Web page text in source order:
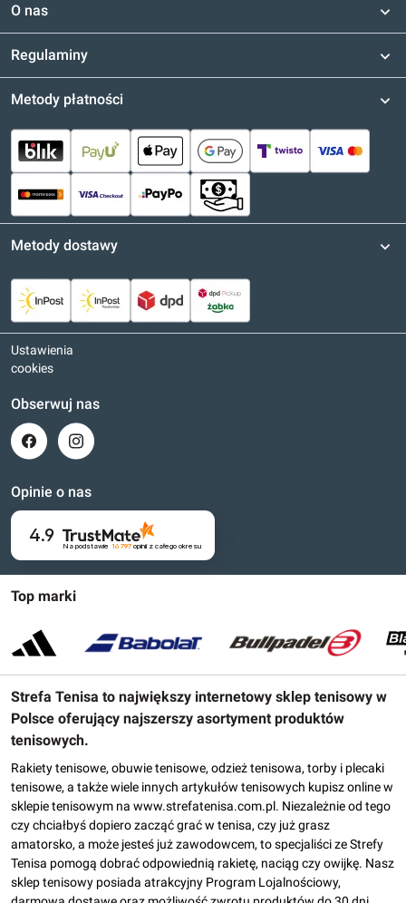
O nas
Regulaminy
Top marki
Strefa Tenisa to największy internetowy sklep tenisowy w
Polsce oferujący najszerszy asortyment produktów
tenisowych.
Rakiety tenisowe, obuwie tenisowe, odzież tenisowa, torby i plecaki
tenisowe, a także wiele innych artykułów tenisowych kupisz online w
sklepie tenisowym na www.strefatenisa.com.pl. Niezależnie od tego
czy chciałbyś dopiero zacząć grać w tenisa, czy już grasz
amatorsko, a może jesteś już zawodowcem, to specjaliści ze Strefy
Tenisa pomogą dobrać odpowiednią rakietę, naciąg czy owijkę. Nasz
sklep tenisowy posiada atrakcyjny Program Lojalnościowy,
Metody płatności
Metody dostawy
Ustawienia
cookies
Obserwuj nas
Opinie o nas
4.9
Na podstawie 16 797opinii z całego okresu